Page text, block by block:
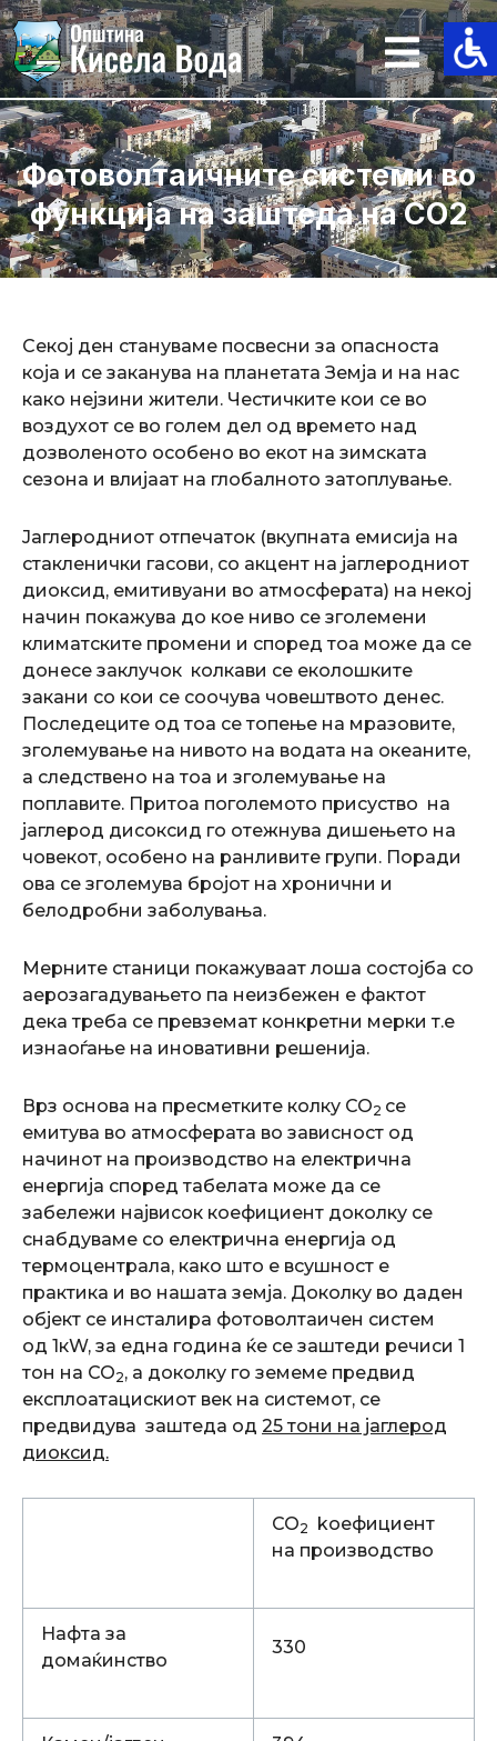
Skip
to
content
Фотоволтаичните системи во
функција на заштеда на CO2
Секој ден стануваме посвесни за опасноста
која и се заканува на планетата Земја и на нас
како нејзини жители. Честичките кои се во
воздухот се во голем дел од времето над
дозволеното особено во екот на зимската
сезона и влијаат на глобалното затоплување.
Јаглеродниот отпечаток (вкупната емисија на
стакленички гасови, со акцент на јаглеродниот
диоксид, емитивуани во атмосферата) на некој
начин покажува до кое ниво се зголемени
климатските промени и според тоа може да се
донесе заклучок колкави се еколошките
закани со кои се соочува човештвото денес.
Последеците од тоа се топење на мразовите,
зголемување на нивото на водата на океаните,
а следствено на тоа и зголемување на
поплавите. Притоа поголемото присуство на
јаглерод дисоксид го отежнува дишењето на
човекот, особено на ранливите групи. Поради
ова се зголемува бројот на хронични и
белодробни заболувања.
Мерните станици покажуваат лоша состојба со
аерозагадувањето па неизбежен е фактот
дека треба се превземат конкретни мерки т.е
изнаоѓање на иновативни решенија.
Врз основа на пресметките колку CO2 се
емитува во атмосферата во зависност од
начинот на производство на електрична
енергија според табелата може да се
забележи највисок коефициент доколку се
снабдуваме со електрична енергија од
термоцентрала, како што е всушност е
практика и во нашата земја. Доколку во даден
објект се инсталира фотоволтаичен систем
од 1кW, за една година ќе се заштеди речиси 1
тон на CO2, a доколку го земеме предвид
експлоатацискиот век на системот, се
предвидува заштеда од 25 тони на јаглерод
диоксид.
CO2
kоефициент
на производство
Нафта за
домаќинство
330